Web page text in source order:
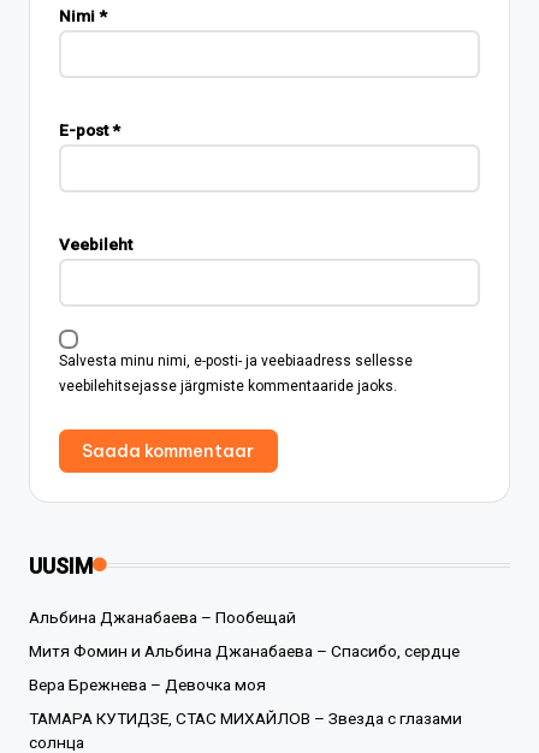
Nimi*
E-post*
Veebileht
Salvesta minu nimi, e-posti- ja veebiaadress sellesse
veebilehitsejasse järgmiste kommentaaride jaoks.
UUSIM
Альбина Джанабаева – Пообещай
Митя Фомин и Альбина Джанабаева – Спасибо, сердце
Вера Брежнева – Девочка моя
ТАМАРА КУТИДЗЕ, СТАС МИХАЙЛОВ – Звезда с глазами
солнца